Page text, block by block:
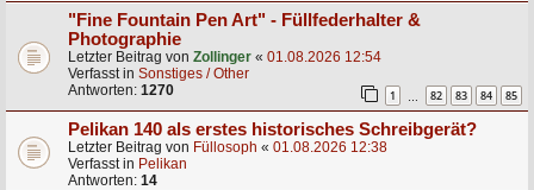
"Fine Fountain Pen Art" - Füllfederhalter &
Photographie
Letzter Beitrag von Zollinger « 01.08.2026 12:54
Verfasst in Sonstiges / Other
Antworten: 1270 1 82 83 84 85
Pelikan 140 als erstes historisches Schreibgerät?
Letzter Beitrag von Füllosoph « 01.08.2026 12:38
Verfasst in Pelikan
Antworten: 14